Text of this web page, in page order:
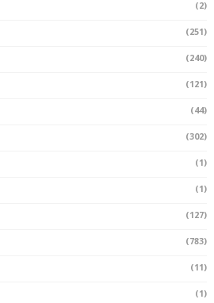
(2)
(251)
(240)
(121)
(44)
(302)
(1)
(1)
(127)
(783)
(11)
(1)